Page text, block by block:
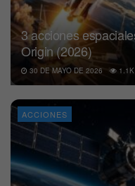
3 acciones
Origin (2026)
30 DE MAYO DE 2026 1.1K
ACCIONES